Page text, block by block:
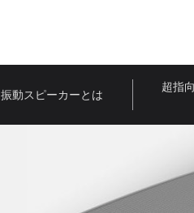
振動スピーカーとは
超指